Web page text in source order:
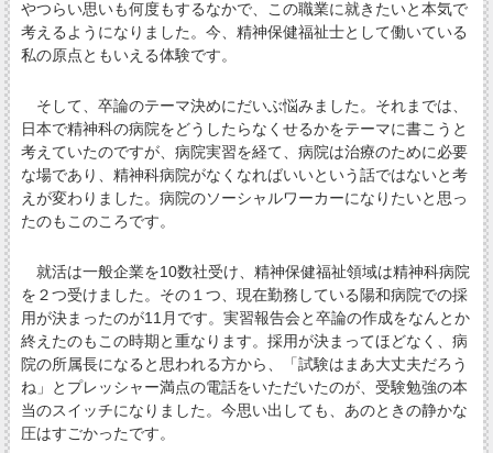
やつらい思いも何度もするなかで、この職業に就きたいと本気で
考えるようになりました。今、精神保健福祉士として働いている
私の原点ともいえる体験です。
そして、卒論のテーマ決めにだいぶ悩みました。それまでは、
日本で精神科の病院をどうしたらなくせるかをテーマに書こうと
考えていたのですが、病院実習を経て、病院は治療のために必要
な場であり、精神科病院がなくなればいいという話ではないと考
えが変わりました。病院のソーシャルワーカーになりたいと思っ
たのもこのころです。
就活は一般企業を10数社受け、精神保健福祉領域は精神科病院
を２つ受けました。その１つ、現在勤務している陽和病院での採
用が決まったのが11月です。実習報告会と卒論の作成をなんとか
終えたのもこの時期と重なります。採用が決まってほどなく、病
院の所属長になると思われる方から、「試験はまあ大丈夫だろう
ね」とプレッシャー満点の電話をいただいたのが、受験勉強の本
当のスイッチになりました。今思い出しても、あのときの静かな
圧はすごかったです。